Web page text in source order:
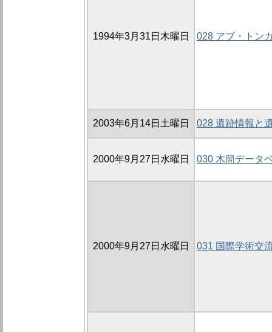
1994年3月31日木曜日 028 アブ・トン
2003年6月14日土曜日 028 遺跡情報と
2000年9月27日水曜日 030 木簡データ
2000年9月27日水曜日 031 国際学術交